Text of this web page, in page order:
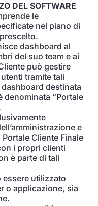
DEL SOFTWARE
le
nel piano di
dashboard al
del suo team e ai
può gestire
tramite tali
destinata
denominata “Portale
e
Cliente Finale
i propri clienti
è parte di tali
essere utilizzato
o applicazione, sia